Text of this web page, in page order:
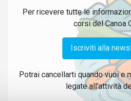
Per ricevere tutte le
corsi del Canoa
Iscriviti alla
Potrai cancellarti quando vuoi e
legate all'attività